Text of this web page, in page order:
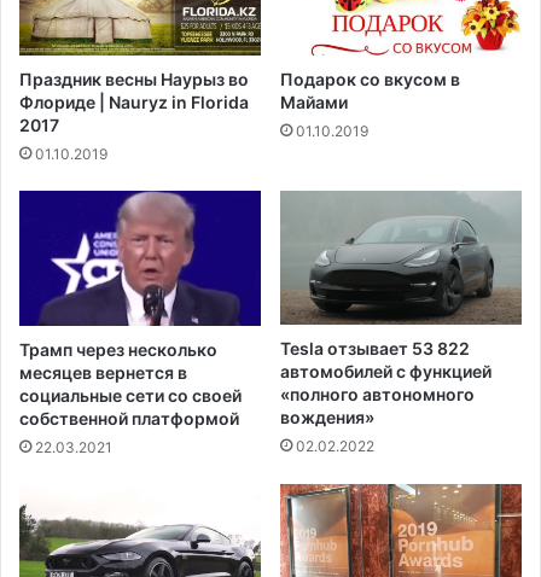
с
к
и
м
п
р
а
т
о
л
а
о
р
е
к
с
и
к
и
е
ж
н
о
з
а
д
ж
и
Праздник весны Наурыз во
Флориде | Nauryz in Florida
2017
01.10.2019
Подарок со вкусом в
Майами
01.10.2019
Трамп через несколько
месяцев вернется в
социальные сети со своей
собственной платформой
22.03.2021
Tesla отзывает 53 822
автомобилей с функцией
«полного автономного
вождения»
02.02.2022